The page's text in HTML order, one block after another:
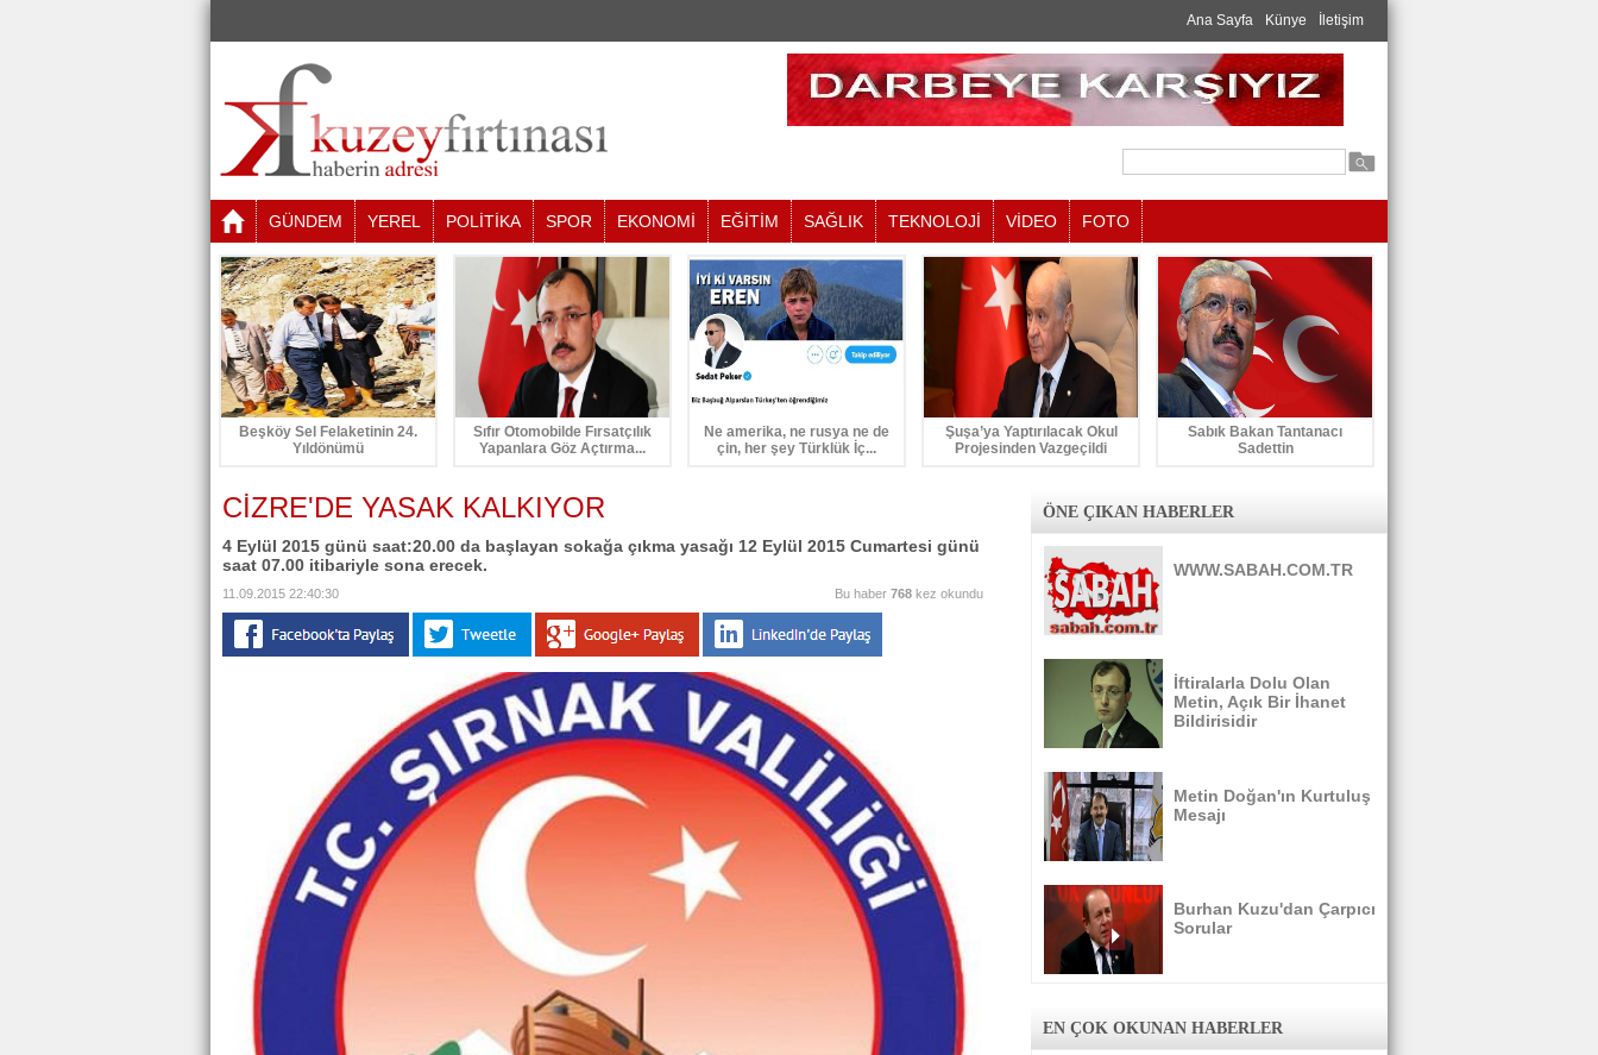
Ana Sayfa Künye İletişim
GÜNDEM YEREL POLİTİKA SPOR EKONOMİ EĞİTİM SAĞLIK TEKNOLOJİ VİDEO FOTO
Beşköy Sel Felaketinin 24.
Yıldönümü
Sıfır Otomobilde Fırsatçılık
Yapanlara Göz Açtırma...
Ne amerika, ne rusya ne de
çin, her şey Türklük İç...
Şuşa’ya Yaptırılacak Okul
Projesinden Vazgeçildi
Sabık Bakan Tantanacı
Sadettin
CİZRE'DE YASAK KALKIYOR
4 Eylül 2015 günü saat:20.00 da başlayan sokağa çıkma yasağı 12 Eylül 2015 Cumartesi günü
saat 07.00 itibariyle sona erecek.
11.09.2015 22:40:30 Bu haber 768 kez okundu
ÖNE ÇIKAN HABERLER
WWW.SABAH.COM.TR
İftiralarla Dolu Olan
Metin, Açık Bir İhanet
Bildirisidir
Metin Doğan'ın Kurtuluş
Mesajı
Burhan Kuzu'dan Çarpıcı
Sorular
EN ÇOK OKUNAN HABERLER